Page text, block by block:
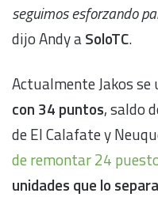
seguimos esforzando
dijo Andy aSoloTC.
Actualmente Jakos se
con 34 puntos, saldo
de El Calafate y
de remontar 24
unidades que lo